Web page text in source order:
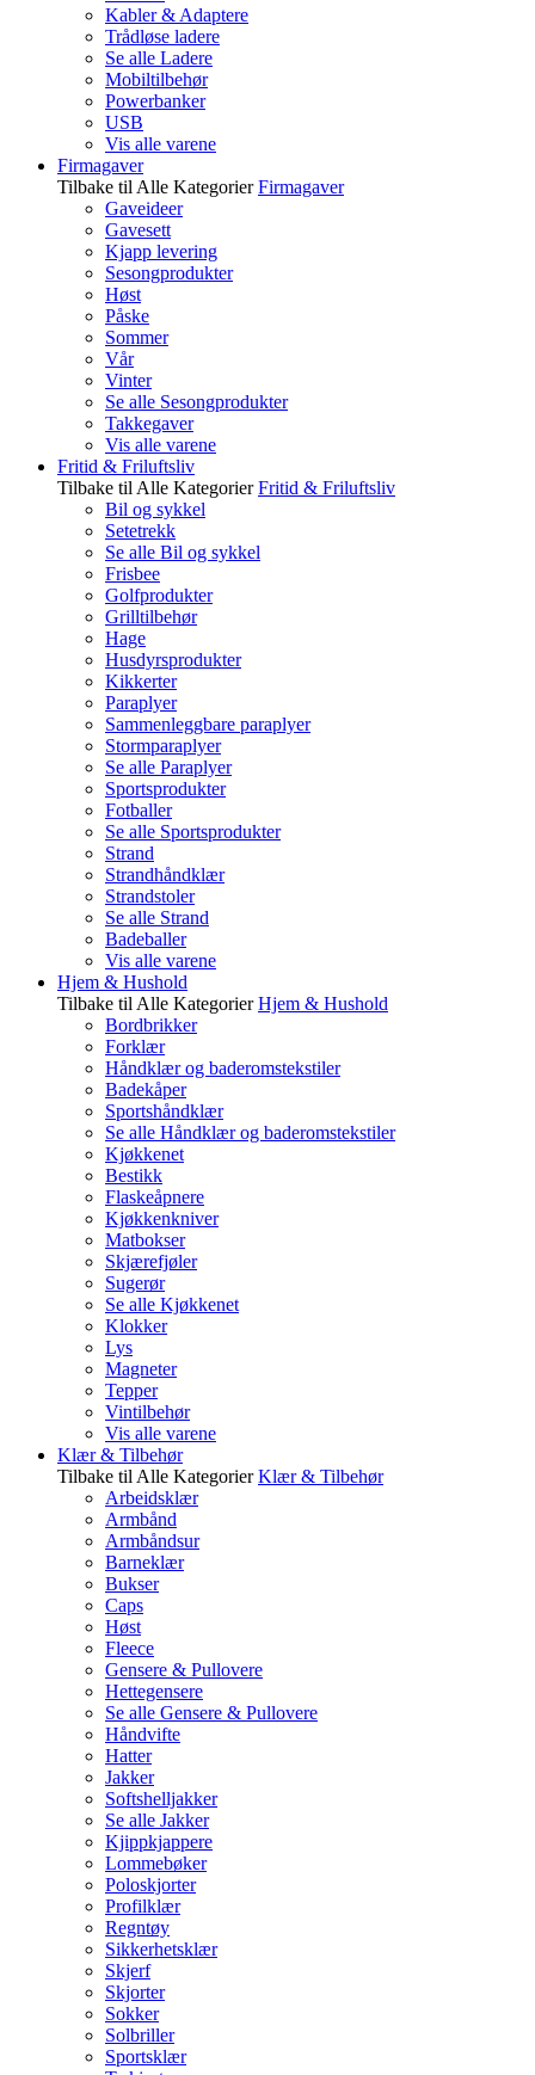
Kabler & Adaptere
Trådløse ladere
Se alle Ladere
Mobiltilbehør
Powerbanker
USB
Vis alle varene
Firmagaver
Tilbake til Alle Kategorier Firmagaver
Gaveideer
Gavesett
Kjapp levering
Sesongprodukter
Høst
Påske
Sommer
Vår
Vinter
Se alle Sesongprodukter
Takkegaver
Vis alle varene
Fritid & Friluftsliv
Tilbake til Alle Kategorier Fritid & Friluftsliv
Bil og sykkel
Setetrekk
Se alle Bil og sykkel
Frisbee
Golfprodukter
Grilltilbehør
Hage
Husdyrsprodukter
Kikkerter
Paraplyer
Sammenleggbare paraplyer
Stormparaplyer
Se alle Paraplyer
Sportsprodukter
Fotballer
Se alle Sportsprodukter
Strand
Strandhåndklær
Strandstoler
Se alle Strand
Badeballer
Vis alle varene
Hjem & Hushold
Tilbake til Alle Kategorier Hjem & Hushold
Bordbrikker
Forklær
Håndklær og baderomstekstiler
Badekåper
Sportshåndklær
Se alle Håndklær og baderomstekstiler
Kjøkkenet
Bestikk
Flaskeåpnere
Kjøkkenkniver
Matbokser
Skjærefjøler
Sugerør
Se alle Kjøkkenet
Klokker
Lys
Magneter
Tepper
Vintilbehør
Vis alle varene
Klær & Tilbehør
Tilbake til Alle Kategorier Klær & Tilbehør
Arbeidsklær
Armbånd
Armbåndsur
Barneklær
Bukser
Caps
Høst
Fleece
Gensere & Pullovere
Hettegensere
Se alle Gensere & Pullovere
Håndvifte
Hatter
Jakker
Softshelljakker
Se alle Jakker
Kjippkjappere
Lommebøker
Poloskjorter
Profilklær
Regntøy
Sikkerhetsklær
Skjerf
Skjorter
Sokker
Solbriller
Sportsklær